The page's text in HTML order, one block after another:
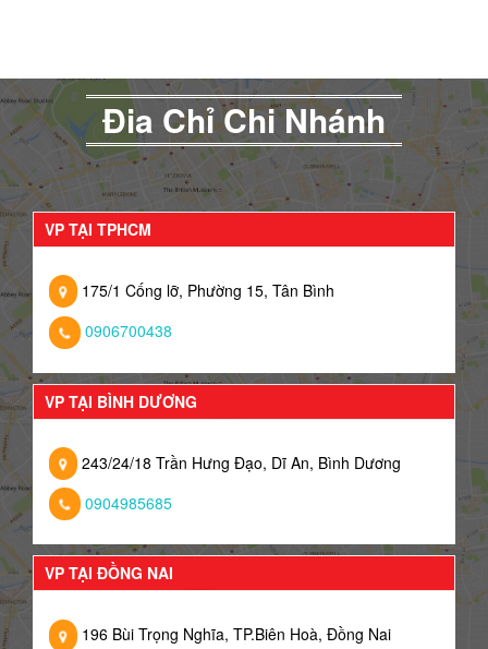
Đia Chỉ Chi Nhánh
VP TẠI TPHCM
175/1 Cống lỡ, Phường 15, Tân Bình
0906700438
VP TẠI BÌNH DƯƠNG
243/24/18 Trần Hưng Đạo, Dĩ An, Bình Dương
0904985685
VP TẠI ĐỒNG NAI
196 Bùi Trọng Nghĩa, TP.Biên Hoà, Đồng Nai